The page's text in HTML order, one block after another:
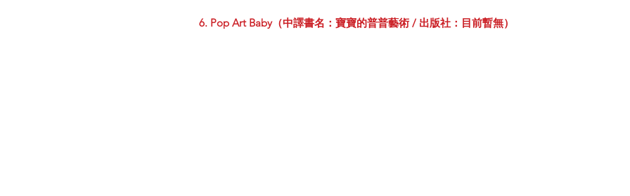
6. Pop Art Baby（中譯書名：寶寶的普普藝術 / 出版社：目前暫無）